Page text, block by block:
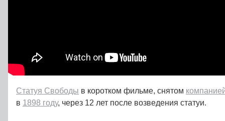
Статуя Свободы в коротком фильме, снятом
в 1898 году, через 12 лет после возведения статуи.